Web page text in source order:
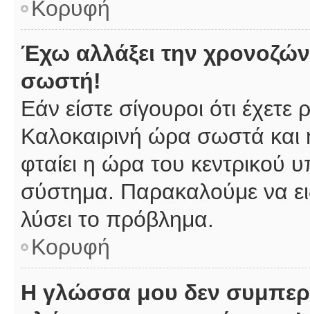
Κορυφή
Έχω αλλάξει την
σωστή!
Εάν είστε σίγουροι ότι
Καλοκαιρινή ώρα σωστά και
φταίει η ώρα του κεντρικού
σύστημα. Παρακαλούμε να
λύσει το πρόβλημα.
Κορυφή
Η γλώσσα μου δεν